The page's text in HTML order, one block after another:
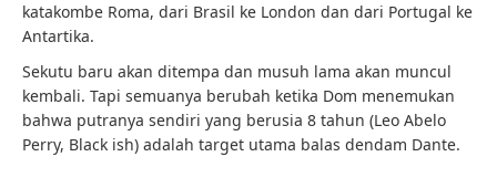
katakombe Roma, dari Brasil ke London dan dari Portugal ke
Antartika.
Sekutu baru akan ditempa dan musuh lama akan muncul
kembali. Tapi semuanya berubah ketika Dom menemukan
bahwa putranya sendiri yang berusia 8 tahun (Leo Abelo
Perry, Black ish) adalah target utama balas dendam Dante.